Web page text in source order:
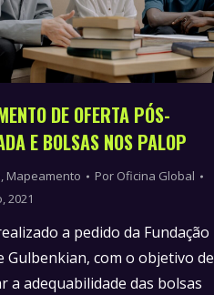
DE OFERTA PÓS-
E BOLSAS NOS PALOP
, Mapeamento Por Oficina Global
2021
a pedido da Fundação
Gulbenkian, com o objetivo de
a adequabilidade das bolsas